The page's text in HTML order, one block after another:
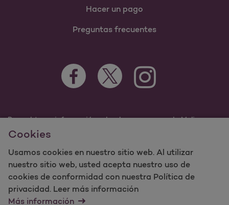
Cookies
Usamos cookies en nuestro sitio web. Al utilizar
nuestro sitio web, usted acepta nuestro uso de
cookies de conformidad con nuestra Política de
privacidad. Leer más información
Más información
Hacer un pago
Preguntas frecuentes
Para obtener información sobre los programas de Molina
Healthcare Medicaid y Medicare, visite
MolinaHealthcare.com.
©2023 Molina Healthcare, Inc. Todos los derechos
reservados.
Molina -Términos de uso y
mapa del sitio sobre privacidad del sitio web